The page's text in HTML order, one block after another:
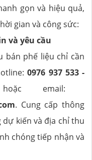
gọn và hiệu quả,
gian và công sức:
và yêu cầu
bán phế liệu chỉ cần
0976 937 533-
hoặc email:
. Cung cấp thông
kiến và địa chỉ thu
chóng tiếp nhận và